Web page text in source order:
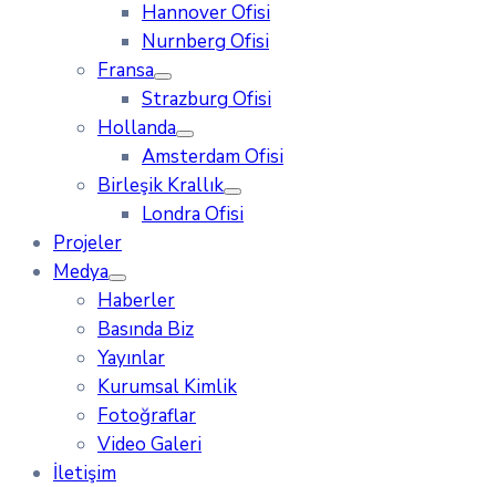
Hannover Ofisi
Nurnberg Ofisi
Fransa
Strazburg Ofisi
Hollanda
Amsterdam Ofisi
Birleşik Krallık
Londra Ofisi
Projeler
Medya
Haberler
Basında Biz
Yayınlar
Kurumsal Kimlik
Fotoğraflar
Video Galeri
İletişim